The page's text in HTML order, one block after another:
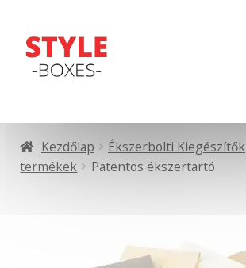
Ugrás
a
navigációhoz
Kilépés
a
tartalomba
Kezdőlap Ékszerbolti Kiegészítők
termékek
Patentos ékszertartó